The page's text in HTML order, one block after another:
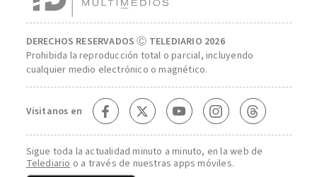
DERECHOS RESERVADOS Ⓒ TELEDIARIO 2026
Prohibida la reproducción total o parcial, incluyendo
cualquier medio electrónico o magnético.
Visitanos en
Sigue toda la actualidad minuto a minuto, en la web de
Telediarioo a través de nuestras apps móviles.